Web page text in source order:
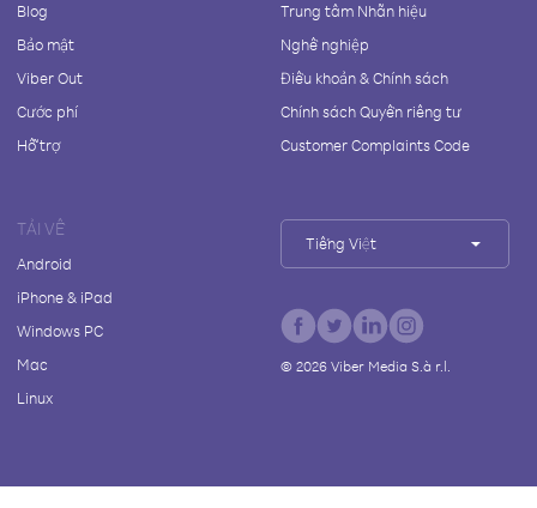
Blog
Bảo mật
Viber Out
Cước phí
Hỗ trợ
Trung tâm Nhãn hiệu
Nghề nghiệp
Điều khoản & Chính sách
Chính sách Quyền riêng tư
Customer Complaints Code
TẢI VỀ
Android
iPhone & iPad
Windows PC
Mac
Linux
Tiếng Việt
© 2026Viber Media S.à r.l.